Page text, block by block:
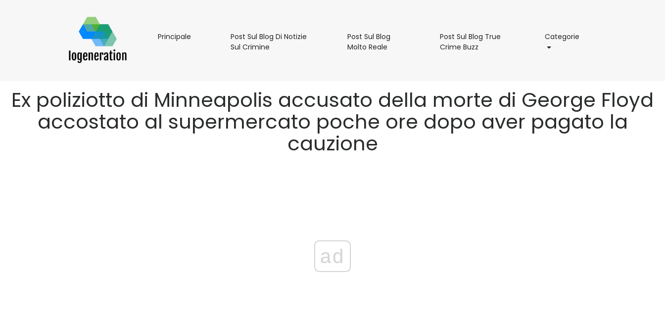
PrincipalePrincipale
Post Sul Blog Di Notizie
Sul CriminePost
Sul
Crimine
Post Sul Blog
Molto RealePost
Post Sul Blog True
Crime BuzzPost
Buzz
Categorie
Ex poliziotto di Minneapolis accusato della morte di George Floyd
accostato al supermercato poche ore dopo aver pagato la
cauzione
ad